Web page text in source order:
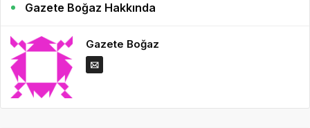
Gazete Boğaz Hakkında
Gazete Boğaz